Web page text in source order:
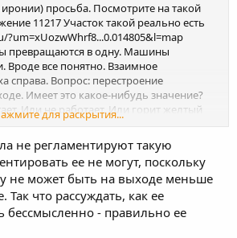
просьба. Посмотрите на такой
11217 Участок такой реально есть
превращаются в одну. Машины
Вроде все понятно. Взаимное
справа. Вопрос: перестроение
Имеет это какое-нибудь значение?
Или не работает. Или горит желтый
Едешь спокойненько в среднем ряду.
не делаешь). А приходиться
зеркало. Потому что скорее всего там
ряду машина. И может чиркануться...
для раскрытия...
не регламентируют такую
ее не могут, поскольку
не может быть на выходе меньше
Так что рассуждать, как ее
бессмысленно - правильно ее